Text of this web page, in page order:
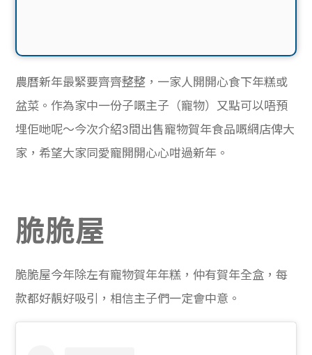
農曆新年最緊要齊齊整整，一家人開開心食下年糕或
盆菜。作為家中一份子嘅主子（寵物）又點可以唔預
埋佢哋呢～今次介紹3間出售寵物賀年食品嘅網店俾大
家，希望大家同愛寵開開心心咁過新年。
脆脆屋
脆脆屋今年除左有寵物賀年年糕，仲有賀年全盒，每
款都好靚好吸引，相信主子們一定會中意。